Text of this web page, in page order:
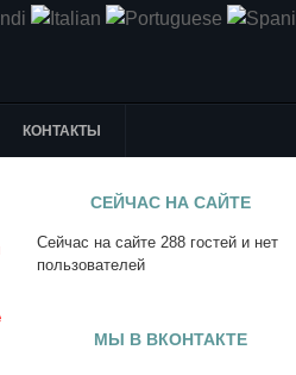
КОНТАКТЫ
СЕЙЧАС НА САЙТЕ
Сейчас на сайте 288 гостей и нет
пользователей
МЫ В ВКОНТАКТЕ